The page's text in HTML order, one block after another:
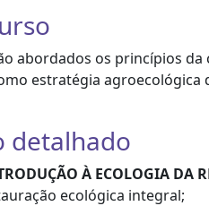
abordados os princípios
estratégia agroecológica
detalhado
À ECOLOGIA DA
ecológica integral;